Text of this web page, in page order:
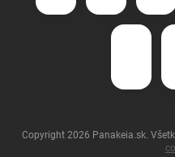
Copyright 2026 Panakeia.sk.